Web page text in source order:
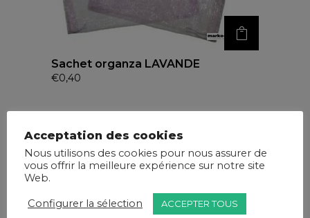
Sachet organza LAVANDE
€0,40
Acceptation des cookies
Nous utilisons des cookies pour nous assurer de
vous offrir la meilleure expérience sur notre site
Web.
Configurer la sélection ACCEPTER TOUS